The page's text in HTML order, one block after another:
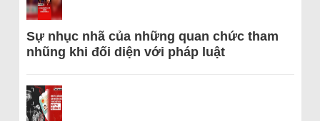
Sự nhục nhã của những quan chức tham
nhũng khi đối diện với pháp luật